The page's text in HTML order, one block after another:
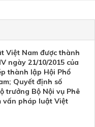
Việt Nam được thành
ngày 21/10/2015 của
thành lập Hội Phổ
Quyết định số
trưởng Bộ Nội vụ Phê
vấn pháp luật Việt